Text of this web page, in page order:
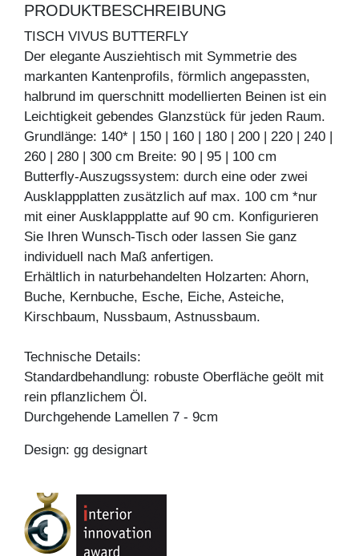
PRODUKTBESCHREIBUNG
TISCH VIVUS BUTTERFLY
Der elegante Ausziehtisch mit Symmetrie des
markanten Kantenprofils, förmlich angepassten,
halbrund im querschnitt modellierten Beinen ist ein
Leichtigkeit gebendes Glanzstück für jeden Raum.
Grundlänge: 140* | 150 | 160 | 180 | 200 | 220 | 240 |
260 | 280 | 300 cm Breite: 90 | 95 | 100 cm
Butterfly-Auszugssystem: durch eine oder zwei
Ausklappplatten zusätzlich auf max. 100 cm *nur
mit einer Ausklappplatte auf 90 cm. Konfigurieren
Sie Ihren Wunsch-Tisch oder lassen Sie ganz
individuell nach Maß anfertigen.
Erhältlich in naturbehandelten Holzarten: Ahorn,
Buche, Kernbuche, Esche, Eiche, Asteiche,
Kirschbaum, Nussbaum, Astnussbaum.
Technische Details:
Standardbehandlung: robuste Oberfläche geölt mit
rein pflanzlichem Öl.
Durchgehende Lamellen 7 - 9cm
Design: gg designart